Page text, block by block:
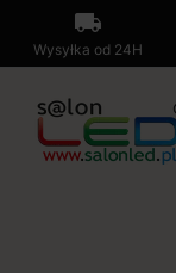
local_shipping
Wysyłka od 24H